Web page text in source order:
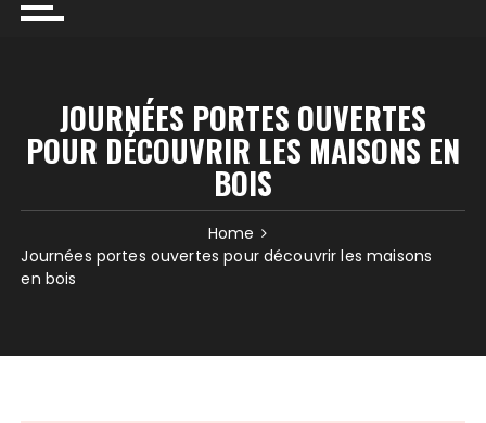
JOURNÉES PORTES OUVERTES
POUR DÉCOUVRIR LES MAISONS EN
BOIS
Home
Journées portes ouvertes pour découvrir les maisons
en bois